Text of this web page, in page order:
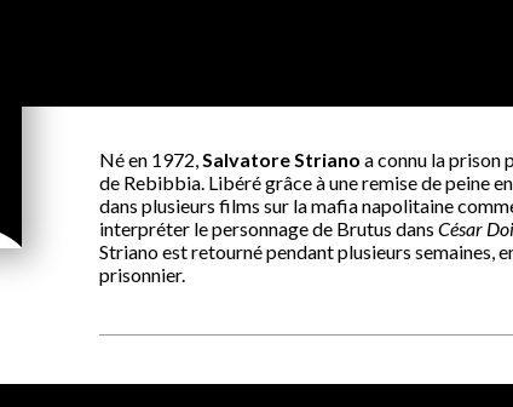
Né en 1972,Salvatore Striano a connu la prison
de Rebibbia. Libéré grâce à une remise de peine
dans plusieurs films sur la mafia napolitaine
interpréter le personnage de Brutus dans César
Striano est retourné pendant plusieurs semaines,
prisonnier.